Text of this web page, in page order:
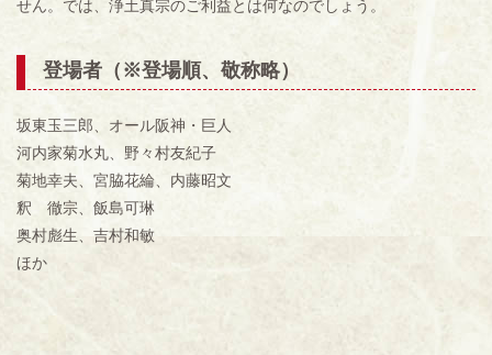
せん。では、浄土真宗のご利益とは何なのでしょう。
登場者（※登場順、敬称略）
坂東玉三郎、オール阪神・巨人
河内家菊水丸、野々村友紀子
菊地幸夫、宮脇花綸、内藤昭文
釈 徹宗、飯島可琳
奥村彪生、吉村和敏
ほか